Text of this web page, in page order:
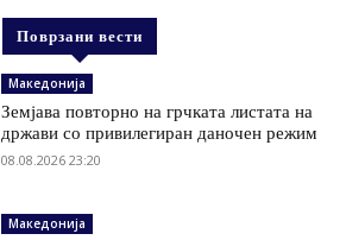
Поврзани вести
Македонија
Земјава повторно на грчката листата на
држави со привилегиран даночен режим
08.08.2026 23:20
Македонија